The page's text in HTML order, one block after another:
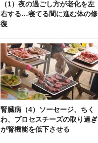
（1）夜の過ごし方が老化を左
右する…寝てる間に進む体の修
復
腎臓病（4）ソーセージ、ちく
わ、プロセスチーズの取り過ぎ
が腎機能を低下させる